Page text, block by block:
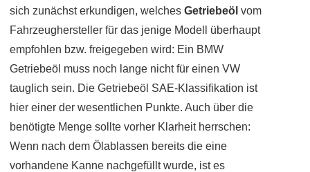
sich zunächst erkundigen, welches Getriebeöl vom
Fahrzeughersteller für das jenige Modell überhaupt
empfohlen bzw. freigegeben wird: Ein BMW
Getriebeöl muss noch lange nicht für einen VW
tauglich sein. Die Getriebeöl SAE-Klassifikation ist
hier einer der wesentlichen Punkte. Auch über die
benötigte Menge sollte vorher Klarheit herrschen:
Wenn nach dem Ölablassen bereits die eine
vorhandene Kanne nachgefüllt wurde, ist es